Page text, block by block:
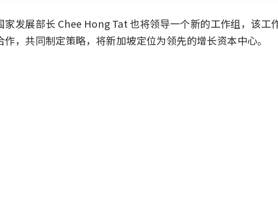
家发展部长 Chee Hong Tat 也将领导一个新的工作组，该工
作，共同制定策略，将新加坡定位为领先的增长资本中心。